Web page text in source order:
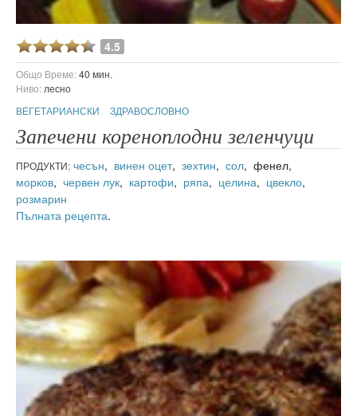
4.5
Общо Време:40 мин.
Ниво: лесно
ВЕГЕТАРИАНСКИ
ЗДРАВОСЛОВНО
Запечени кореноплодни зеленчуци
ПРОДУКТИ: чесън, винен оцет, зехтин, сол, фенел,
морков, червен лук, картофи, ряпа, целина, цвекло,
розмарин
Пълната рецепта.